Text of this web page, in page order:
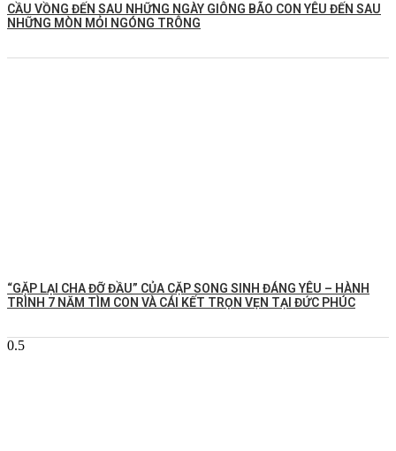
CẦU VỒNG ĐẾN SAU NHỮNG NGÀY GIÔNG BÃO CON YÊU ĐẾN SAU
NHỮNG MÒN MỎI NGÓNG TRÔNG
️“GẶP LẠI CHA ĐỠ ĐẦU” CỦA CẶP SONG SINH ĐÁNG YÊU – HÀNH
TRÌNH 7 NĂM TÌM CON VÀ CÁI KẾT TRỌN VẸN TẠI ĐỨC PHÚC